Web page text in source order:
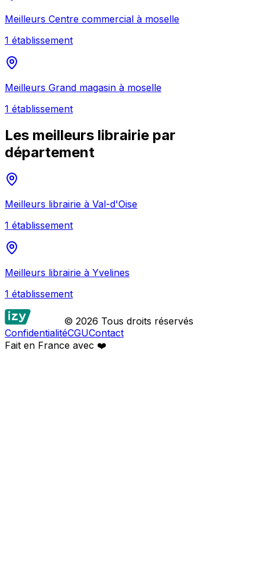
Meilleurs Centre commercial à moselle
1 établissement
Meilleurs Grand magasin à moselle
1 établissement
Les meilleurs librairie par
département
Meilleurs librairie à Val-d'Oise
1 établissement
Meilleurs librairie à Yvelines
1 établissement
© 2026 Tous droits réservés
ConfidentialitéCGUContact
Fait en France avec ❤️